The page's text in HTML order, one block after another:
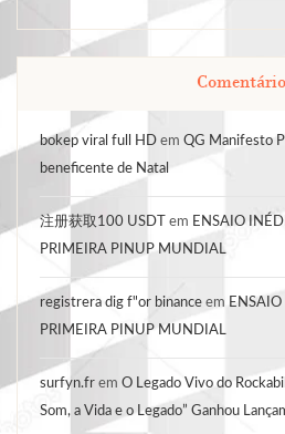
bokep viral full HD em QG Manifesto
beneficente de Natal
注册获取100 USDT em ENSAIO
PRIMEIRA PINUP MUNDIAL
registrera dig f"or binance em
PRIMEIRA PINUP MUNDIAL
surfyn.fr em O Legado Vivo do
Som, a Vida e o Legado” Ganhou